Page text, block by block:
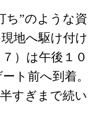
ち”のような資
地へ駆け付け
）は午後１０
ト前へ到着。
すぎまで続い